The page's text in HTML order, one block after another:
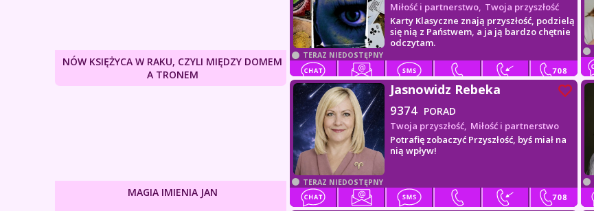
NÓW KSIĘŻYCA W RAKU, CZYLI MIĘDZY DOMEM
A TRONEM
MAGIA IMIENIA JAN
TERAZ NIEDOSTĘPNY
Miłość i partnerstwo, Twoja przyszłość
Karty Klasyczne znają przyszłość, podzielą
się nią z Państwem, a ja ją bardzo chętnie
odczytam.
TERAZ NIEDOSTĘPNY
Jasnowidz Rebeka
9374 PORAD
Twoja przyszłość, Miłość i partnerstwo
Potrafię zobaczyć Przyszłość, byś miał na
nią wpływ!